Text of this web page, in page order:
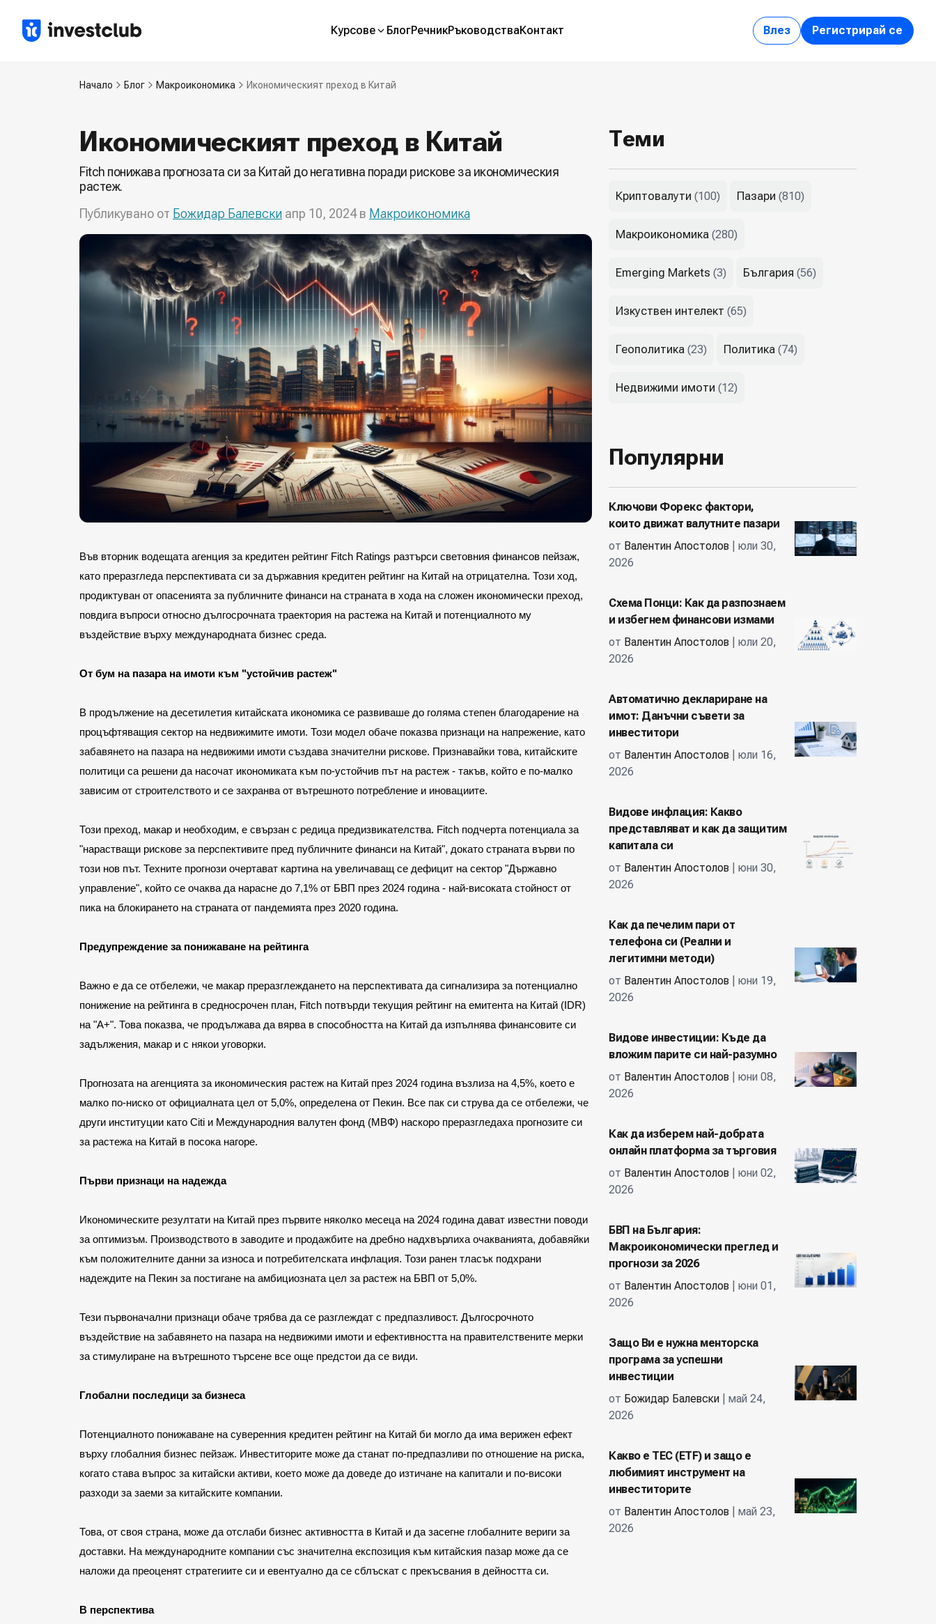
Курсове БлогРечникРъководстваКонтакт Влез Регистрирай се
Начало Блог Макроикономика Икономическият преход в Китай
Икономическият преход в Китай
Fitch понижава прогнозата си за Китай до негативна поради рискове за икономическия
растеж.
Публикувано от Божидар Балевски апр 10, 2024 в Макроикономика
Във вторник водещата агенция за кредитен рейтинг Fitch Ratings разтърси световния финансов пейзаж,
като преразгледа перспективата си за държавния кредитен рейтинг на Китай на отрицателна. Този ход,
продиктуван от опасенията за публичните финанси на страната в хода на сложен икономически преход,
повдига въпроси относно дългосрочната траектория на растежа на Китай и потенциалното му
въздействие върху международната бизнес среда.
От бум на пазара на имоти към "устойчив растеж"
В продължение на десетилетия китайската икономика се развиваше до голяма степен благодарение на
процъфтяващия сектор на недвижимите имоти. Този модел обаче показва признаци на напрежение, като
забавянето на пазара на недвижими имоти създава значителни рискове. Признавайки това, китайските
политици са решени да насочат икономиката към по-устойчив път на растеж - такъв, който е по-малко
зависим от строителството и се захранва от вътрешното потребление и иновациите.
Този преход, макар и необходим, е свързан с редица предизвикателства. Fitch подчерта потенциала за
"нарастващи рискове за перспективите пред публичните финанси на Китай", докато страната върви по
този нов път. Техните прогнози очертават картина на увеличаващ се дефицит на сектор "Държавно
управление", който се очаква да нарасне до 7,1% от БВП през 2024 година - най-високата стойност от
пика на блокирането на страната от пандемията през 2020 година.
Предупреждение за понижаване на рейтинга
Важно е да се отбележи, че макар преразглеждането на перспективата да сигнализира за потенциално
понижение на рейтинга в средносрочен план, Fitch потвърди текущия рейтинг на емитента на Китай (IDR)
на "А+". Това показва, че продължава да вярва в способността на Китай да изпълнява финансовите си
задължения, макар и с някои уговорки.
Прогнозата на агенцията за икономическия растеж на Китай през 2024 година възлиза на 4,5%, което е
малко по-ниско от официалната цел от 5,0%, определена от Пекин. Все пак си струва да се отбележи, че
други институции като Citi и Международния валутен фонд (МВФ) наскоро преразгледаха прогнозите си
за растежа на Китай в посока нагоре.
Първи признаци на надежда
Икономическите резултати на Китай през първите няколко месеца на 2024 година дават известни поводи
за оптимизъм. Производството в заводите и продажбите на дребно надхвърлиха очакванията, добавяйки
към положителните данни за износа и потребителската инфлация. Този ранен тласък подхрани
надеждите на Пекин за постигане на амбициозната цел за растеж на БВП от 5,0%.
Тези първоначални признаци обаче трябва да се разглеждат с предпазливост. Дългосрочното
въздействие на забавянето на пазара на недвижими имоти и ефективността на правителствените мерки
за стимулиране на вътрешното търсене все още предстои да се види.
Глобални последици за бизнеса
Потенциалното понижаване на суверенния кредитен рейтинг на Китай би могло да има верижен ефект
върху глобалния бизнес пейзаж. Инвеститорите може да станат по-предпазливи по отношение на риска,
когато става въпрос за китайски активи, което може да доведе до изтичане на капитали и по-високи
разходи за заеми за китайските компании.
Това, от своя страна, може да отслаби бизнес активността в Китай и да засегне глобалните вериги за
доставки. На международните компании със значителна експозиция към китайския пазар може да се
наложи да преоценят стратегиите си и евентуално да се сблъскат с прекъсвания в дейността си.
В перспектива
Теми
Криптовалути (100) Пазари (810)
Макроикономика (280)
Emerging Markets (3) България (56)
Изкуствен интелект (65)
Геополитика (23) Политика (74)
Недвижими имоти (12)
Популярни
Ключови Форекс фактори,
които движат валутните пазари
от Валентин Апостолов | юли 30,
2026
Схема Понци: Как да разпознаем
и избегнем финансови измами
от Валентин Апостолов | юли 20,
2026
Автоматично деклариране на
имот: Данъчни съвети за
инвеститори
от Валентин Апостолов | юли 16,
2026
Видове инфлация: Какво
представляват и как да защитим
капитала си
от Валентин Апостолов | юни 30,
2026
Как да печелим пари от
телефона си (Реални и
легитимни методи)
от Валентин Апостолов | юни 19,
2026
Видове инвестиции: Къде да
вложим парите си най-разумно
от Валентин Апостолов | юни 08,
2026
Как да изберем най-добрата
онлайн платформа за търговия
от Валентин Апостолов | юни 02,
2026
БВП на България:
Макроикономически преглед и
прогнози за 2026
от Валентин Апостолов | юни 01,
2026
Защо Ви е нужна менторска
програма за успешни
инвестиции
от Божидар Балевски | май 24,
2026
Какво е ТЕС (ETF) и защо е
любимият инструмент на
инвеститорите
от Валентин Апостолов | май 23,
2026